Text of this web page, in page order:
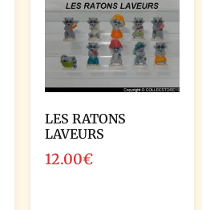
LES RATONS
LAVEURS
12.00€